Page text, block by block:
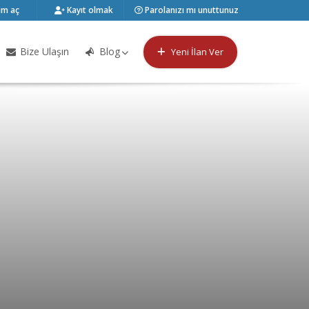
aç Kayıt olmak Parolanızı mı unuttunuz
Bize Ulaşın Blog Yeni İlan Ver